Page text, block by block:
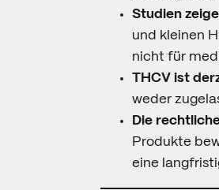
Studien
und kleinen
nicht für
THCV ist
weder
Die
Produkte
eine